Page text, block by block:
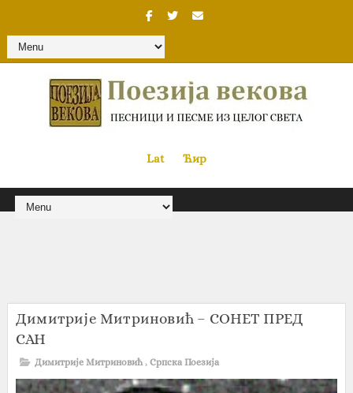
Lat« Ћир
Димитрије Митриновић – СОНЕТ ПРЕД
САН
Димитрије Митриновић , Српска Поезија